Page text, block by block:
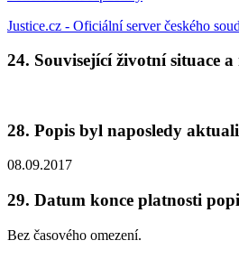
Justice.cz - Oficiální server českého
24. Související životní situace
28. Popis byl naposledy
08.09.2017
29. Datum konce platnosti
Bez časového omezení.